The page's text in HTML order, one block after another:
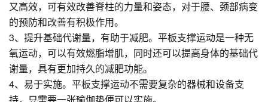
又高效，可有效改善脊柱的力量和姿态，对于腰、颈部病变
的预防和改善有积极作用。
3、提升基础代谢量，有助于减肥。平板支撑运动是一种无
氧运动，可以有效燃脂增肌，同时还可以提高身体的基础代
谢量，具有更加持久的减肥功能。
4、易于实施。平板支撑运动不需要复杂的器械和设备支
持，只需要一张瑜伽垫便可以实施。